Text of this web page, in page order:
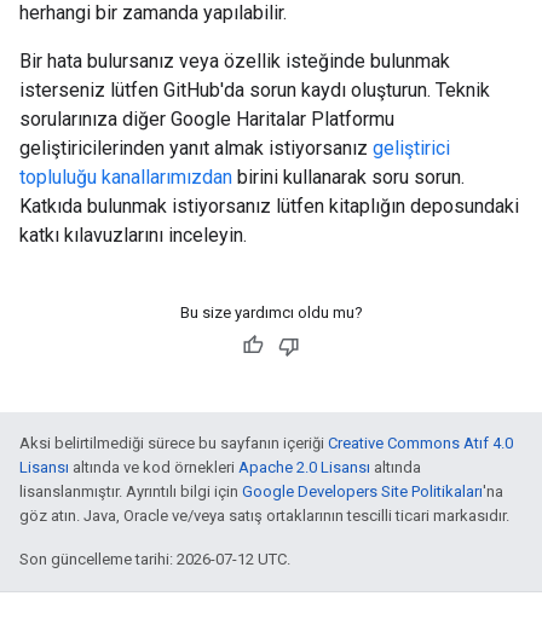
herhangi bir zamanda yapılabilir.
Bir hata bulursanız veya özellik isteğinde bulunmak
isterseniz lütfen GitHub'da sorun kaydı oluşturun. Teknik
sorularınıza diğer Google Haritalar Platformu
geliştiricilerinden yanıt almak istiyorsanız geliştirici
topluluğu kanallarımızdan birini kullanarak soru sorun.
Katkıda bulunmak istiyorsanız lütfen kitaplığın deposundaki
katkı kılavuzlarını inceleyin.
Bu size yardımcı oldu mu?
Aksi belirtilmediği sürece bu sayfanın içeriği Creative Commons Atıf 4.0
Lisansı altında ve kod örnekleri Apache 2.0 Lisansı altında
lisanslanmıştır. Ayrıntılı bilgi için Google Developers Site Politikaları'na
göz atın. Java, Oracle ve/veya satış ortaklarının tescilli ticari markasıdır.
Son güncelleme tarihi: 2026-07-12 UTC.